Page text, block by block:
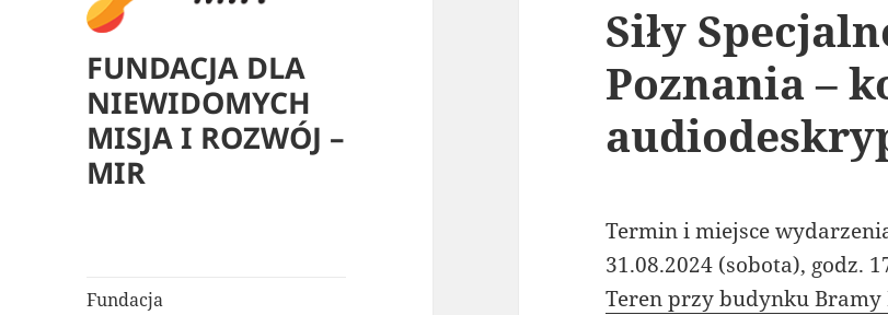
FUNDACJA DLA
NIEWIDOMYCH
MISJA I ROZWÓJ –
MIR
Fundacja
Siły
Poznania –
Termin i miejsce
31.08.2024 (sobota), godz.
Teren przy budynku